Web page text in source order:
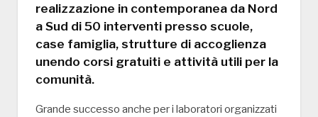
realizzazione in contemporanea da Nord
a Sud di 50 interventi presso scuole,
case famiglia, strutture di accoglienza
unendo corsi gratuiti e attività utili per la
comunità.
Grande successo anche per i laboratori organizzati